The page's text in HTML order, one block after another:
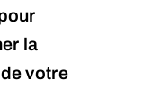
la
votre